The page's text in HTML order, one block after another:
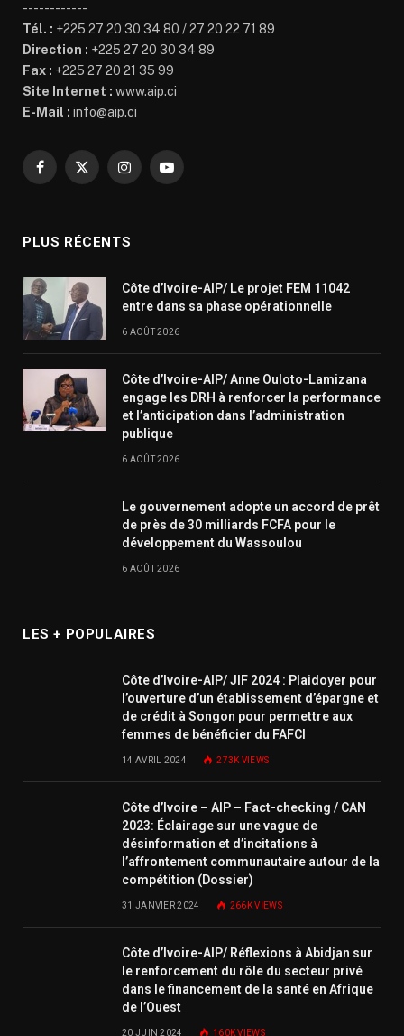
------------
Tél. : +225 27 20 30 34 80 / 27 20 22 71 89
Direction : +225 27 20 30 34 89
Fax : +225 27 20 21 35 99
Site Internet : www.aip.ci
E-Mail : info@aip.ci
Facebook
X
InstagramYouTube
PLUS RÉCENTS
Côte d’Ivoire-AIP/ Le projet FEM 11042
entre dans sa phase opérationnelle
6 AOÛT 2026
Côte d’Ivoire-AIP/ Anne Ouloto-Lamizana
engage les DRH à renforcer la performance
et l’anticipation dans l’administration
publique
6 AOÛT 2026
Le gouvernement adopte un accord de prêt
de près de 30 milliards FCFA pour le
développement du Wassoulou
6 AOÛT 2026
LES + POPULAIRES
Côte d’Ivoire-AIP/ JIF 2024 : Plaidoyer pour
l’ouverture d’un établissement d’épargne et
de crédit à Songon pour permettre aux
femmes de bénéficier du FAFCI
14 AVRIL 2024 273K VIEWS
Côte d’Ivoire – AIP – Fact-checking / CAN
2023: Éclairage sur une vague de
désinformation et d’incitations à
l’affrontement communautaire autour de la
compétition (Dossier)
31 JANVIER 2024 266KVIEWS
Côte d’Ivoire-AIP/ Réflexions à Abidjan sur
le renforcement du rôle du secteur privé
dans le financement de la santé en Afrique
de l’Ouest
20 JUIN 2024 160KVIEWS